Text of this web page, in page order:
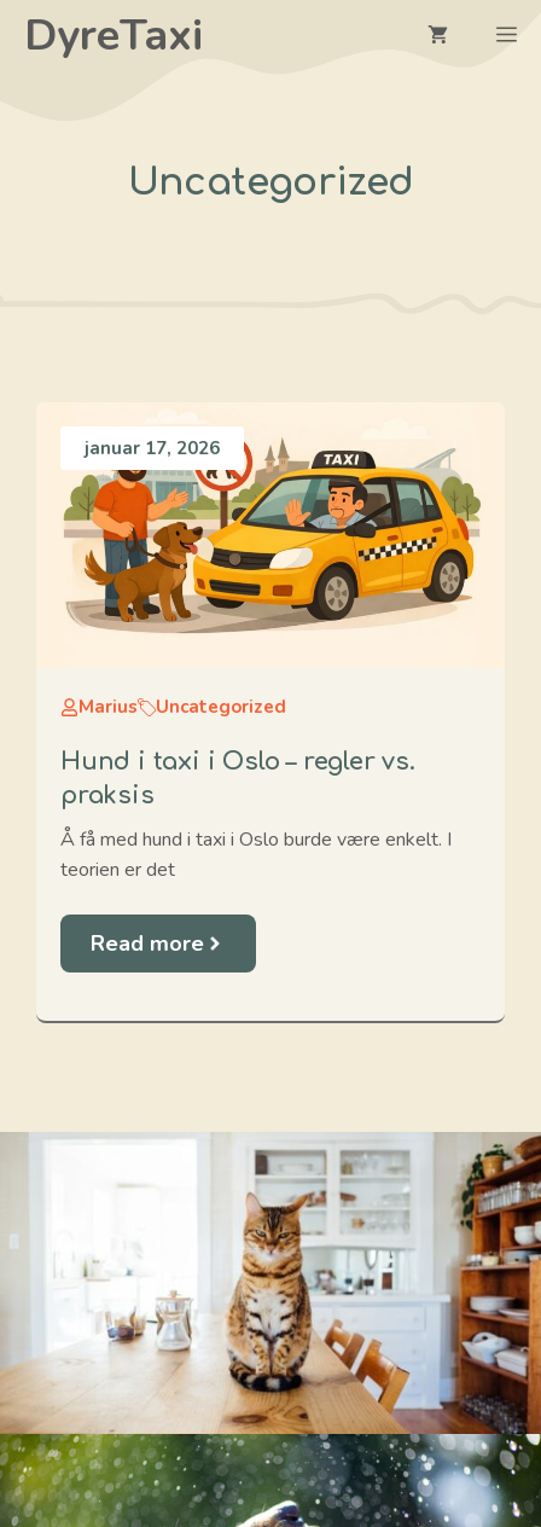
HoppDyreTaxi
Uncategorized
januar 17, 2026
Marius Uncategorized
Hund i taxi i Oslo – regler vs.
praksis
Å få med hund i taxi i Oslo burde være enkelt. I
teorien er det
Read more